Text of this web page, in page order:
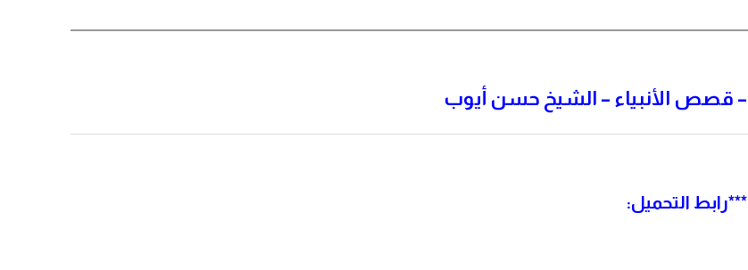
– قصص الأنبياء – الشيخ حسن أيوب
***رابط التحميل: